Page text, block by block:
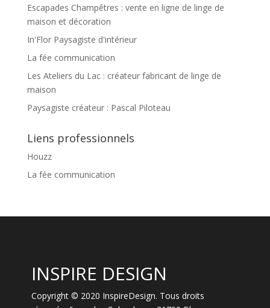
Escapades Champêtres : vente en ligne de linge de
maison et décoration
In'Flor Paysagiste d'intérieur
La fée communication
Les Ateliers du Lac : créateur fabricant de linge de
maison
Paysagiste créateur : Pascal Piloteau
Liens professionnels
Houzz
La fée communication
INSPIRE DESIGN
Copyright © 2020 InspireDesign. Tous droits